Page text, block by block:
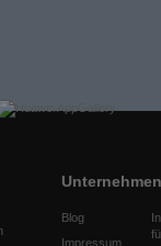
Unternehmen
Blog
Impressum